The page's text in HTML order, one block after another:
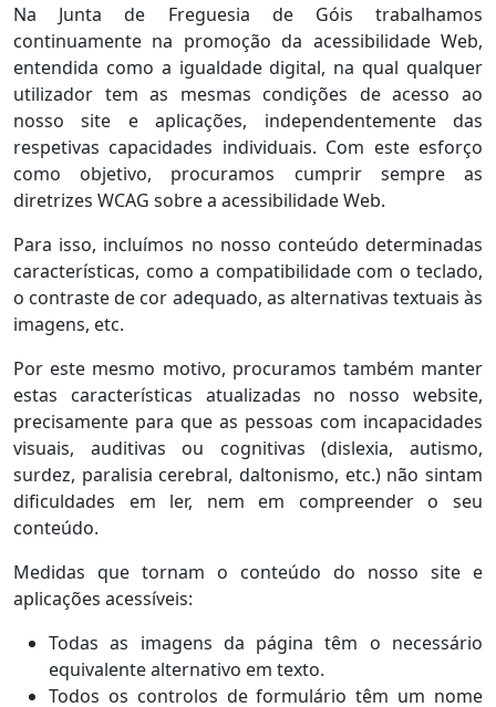
Na Junta de Freguesia de Góis trabalhamos
continuamente na promoção da acessibilidade Web,
entendida como a igualdade digital, na qual qualquer
utilizador tem as mesmas condições de acesso ao
nosso site e aplicações, independentemente das
respetivas capacidades individuais. Com este esforço
como objetivo, procuramos cumprir sempre as
diretrizes WCAG sobre a acessibilidade Web.
Para isso, incluímos no nosso conteúdo determinadas
características, como a compatibilidade com o teclado,
o contraste de cor adequado, as alternativas textuais às
imagens, etc.
Por este mesmo motivo, procuramos também manter
estas características atualizadas no nosso website,
precisamente para que as pessoas com incapacidades
visuais, auditivas ou cognitivas (dislexia, autismo,
surdez, paralisia cerebral, daltonismo, etc.) não sintam
dificuldades em ler, nem em compreender o seu
conteúdo.
Medidas que tornam o conteúdo do nosso site e
aplicações acessíveis:
Todas as imagens da página têm o necessário
equivalente alternativo em texto.
Todos os controlos de formulário têm um nome